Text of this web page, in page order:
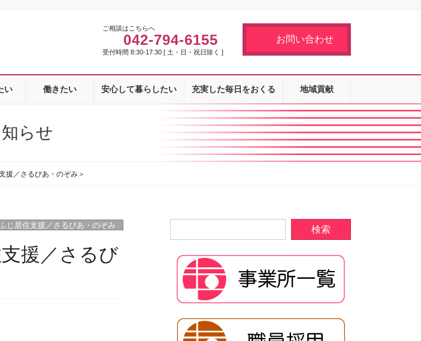
ご相談はこちらへ
042-794-6155
受付時間 8:30-17:30 [ 土・日・祝日除く ]
お問い合わせ
い 働きたい 安心して暮らしたい 充実した毎日をおくる 地域貢献
らせ
援／さるびあ・のぞみ＞
じ居住支援／さるびあ・のぞみ
援／さるび